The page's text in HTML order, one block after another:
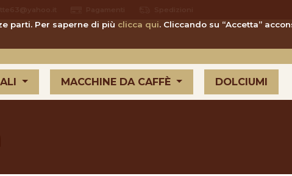
MACCHINE DA CAFFÈ DOLCIUMI
parti. Per saperne di più clicca qui. Cliccando su “Accetta”